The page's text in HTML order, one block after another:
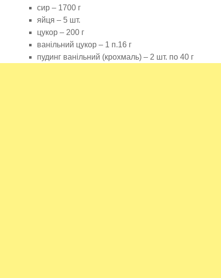
сир – 1700 г
яйця – 5 шт.
цукор – 200 г
ванільний цукор – 1 п.16 г
пудинг ванільний (крохмаль) – 2 шт. по 40 г